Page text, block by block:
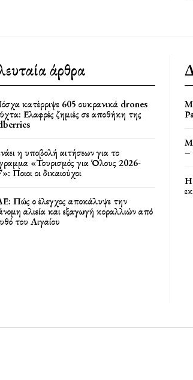
άρθρα
κατέρριψε 605 ουκρανικά drones
Ελαφρές ζημιές σε αποθήκη της
η υποβολή αιτήσεων για το
«Τουρισμός για Όλους 2026-
Ποιοι οι δικαιούχοι
Πώς ο έλεγχος αποκάλυψε την
αλιεία και εξαγωγή κοραλλιών από
του Αιγαίου
–
Η